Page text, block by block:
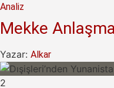
Analiz
Mekke
Yazar: Alkar
2